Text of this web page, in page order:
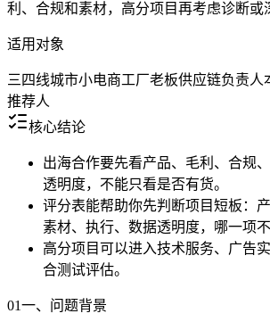
利、合规和素材，高分项目再考虑诊断或
适用对象
三四线城市小电商工厂老板供应链负责人
推荐人
核心结论
出海合作要先看产品、毛利、合规
透明度，不能只看是否有货。
评分表能帮助你先判断项目短板：
素材、执行、数据透明度，哪一项
高分项目可以进入技术服务、广告
合测试评估。
01一、问题背景